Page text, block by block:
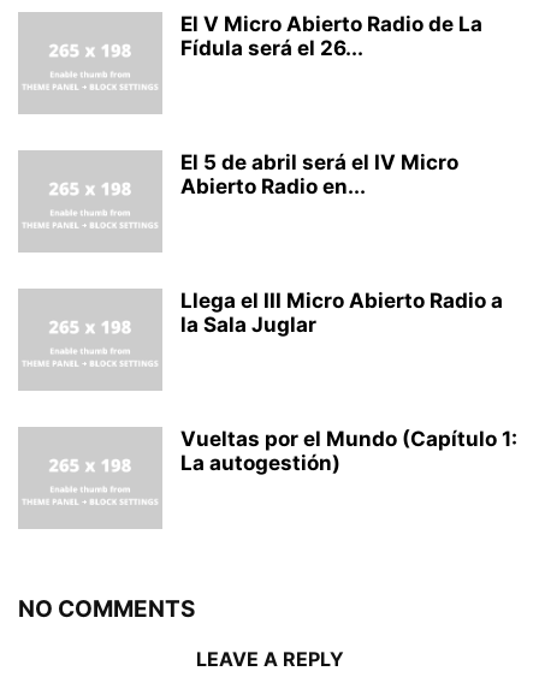
El V Micro Abierto Radio de La
Fídula será el 26...
El 5 de abril será el IV Micro
Abierto Radio en...
Llega el III Micro Abierto Radio a
la Sala Juglar
Vueltas por el Mundo (Capítulo 1:
La autogestión)
NO COMMENTS
LEAVE A REPLY